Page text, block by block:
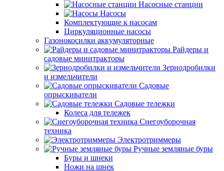
Насосные станции
Насосы
Комплектующие к насосам
Циркуляционные насосы
Газонокосилки аккумуляторные
Райдеры и
садовые минитракторы
Зернодробилки
и измельчители
Садовые
опрыскиватели
Садовые тележки
Колеса для тележек
Снегоуборочная
техника
Электротриммеры
Ручные земляные буры
Буры и шнеки
Ножи на шнек